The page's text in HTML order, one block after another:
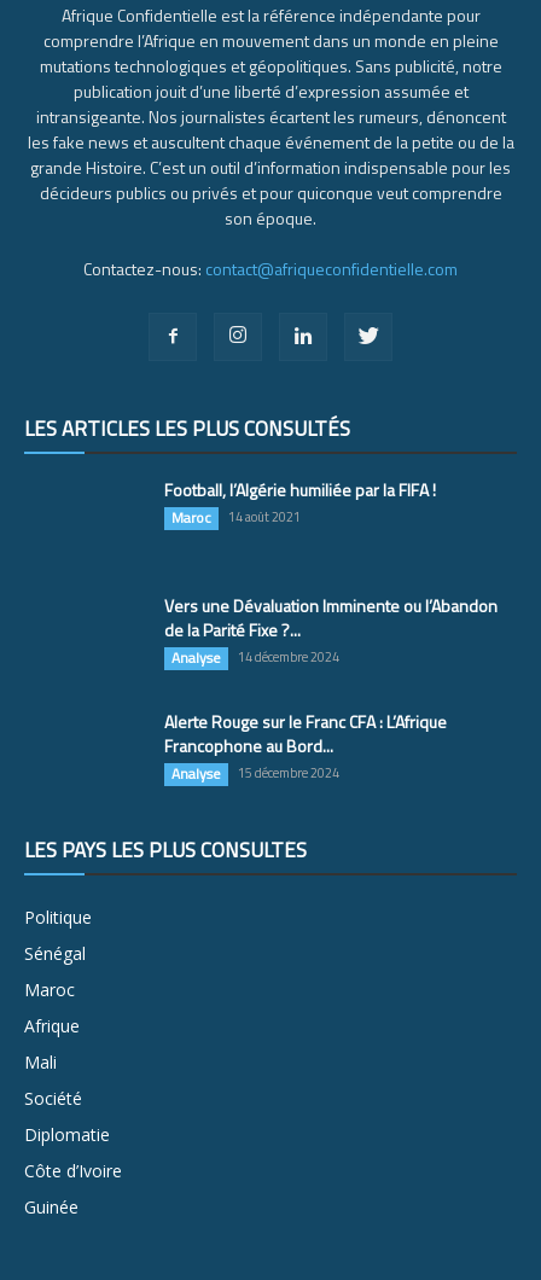
Afrique Confidentielle est la référence indépendante pour
comprendre l’Afrique en mouvement dans un monde en pleine
mutations technologiques et géopolitiques. Sans publicité, notre
publication jouit d’une liberté d’expression assumée et
intransigeante. Nos journalistes écartent les rumeurs, dénoncent
les fake news et auscultent chaque événement de la petite ou de la
grande Histoire. C’est un outil d’information indispensable pour les
décideurs publics ou privés et pour quiconque veut comprendre
son époque.
Contactez-nous: contact@afriqueconfidentielle.com
LES ARTICLES LES PLUS CONSULTÉS
Football, l’Algérie humiliée par la FIFA !
Maroc 14 août 2021
Vers une Dévaluation Imminente ou l’Abandon
de la Parité Fixe ?...
Analyse 14 décembre 2024
Alerte Rouge sur le Franc CFA : L’Afrique
Francophone au Bord...
Analyse 15 décembre 2024
LES PAYS LES PLUS CONSULTÉS
Politique
Sénégal
Maroc
Afrique
Mali
Société
Diplomatie
Côte d’Ivoire
Guinée